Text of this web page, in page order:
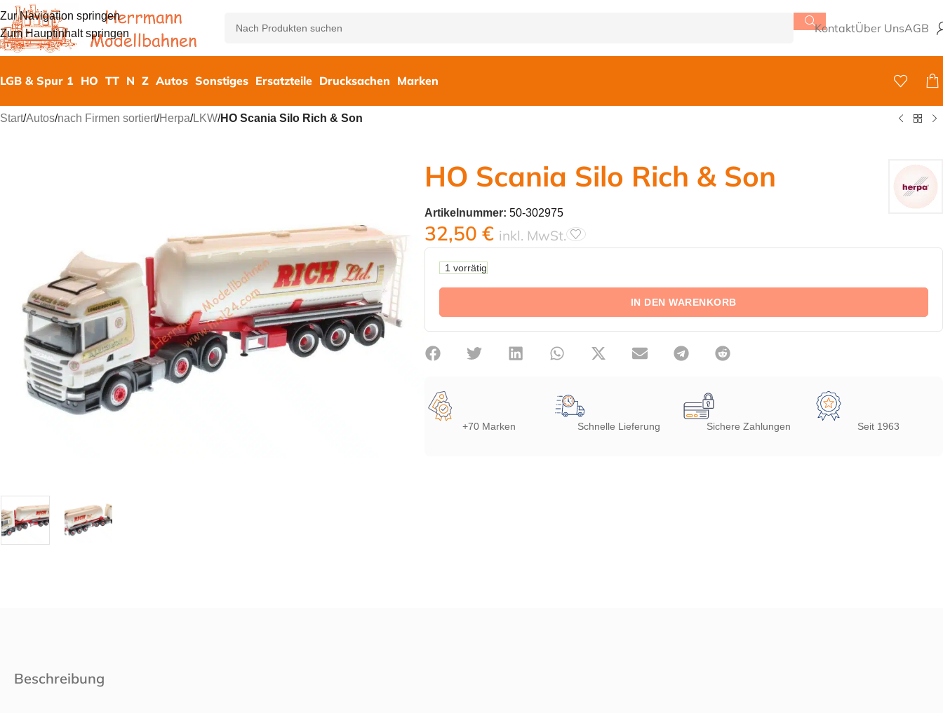
Zur Navigation springen
Zum Hauptinhalt springen
KontaktÜber UnsAGB
LGB & Spur 1 HO TT N Z Autos Sonstiges Ersatzteile Drucksachen Marken
Start/Autos/nach Firmen sortiert/Herpa/LKW/HO Scania Silo Rich & Son
HO Scania Silo Rich & Son
Artikelnummer: 50-302975
32,50 € inkl. MwSt.
1 vorrätig
IN DEN WARENKORB
+70 Marken Schnelle Lieferung Sichere Zahlungen Seit 1963
Beschreibung